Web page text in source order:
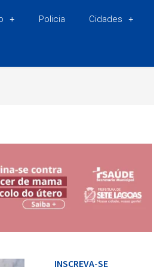
Policia Cidades
INSCREVA-SE